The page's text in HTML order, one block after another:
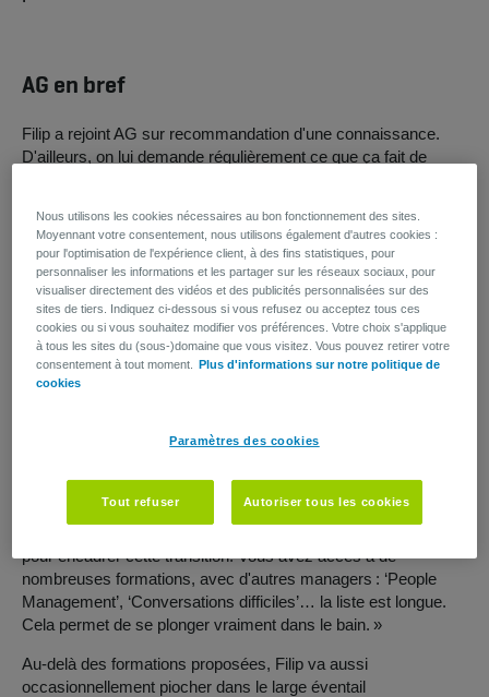
AG en bref
Filip a rejoint AG sur recommandation d'une connaissance.
D'ailleurs, on lui demande régulièrement ce que ça fait de
avantages extralégaux. Mais surtout : tant que vous faites ce
qui vous est demandé, vous pouvez être vous-même. C'est la
performance qui compte. Je suis convaincu que tout le monde
peut venir travailler chez AG. Une véritable Great Place to
Grow for All. »
Le pas vers le management
« J'aime parler aux gens et me faire de nouveaux contacts.
bien. » Aussitôt dit, aussitôt fait. Après avoir acquis de
l'expérience dans la gestion des dossiers et le contrôle des
pour encadrer cette transition. Vous avez accès à de
nombreuses formations, avec d'autres managers : ‘People
Management’, ‘Conversations difficiles’… la liste est longue.
Cela permet de se plonger vraiment dans le bain. »
Au-delà des formations proposées, Filip va aussi
occasionnellement piocher dans le large éventail
Nous utilisons les cookies nécessaires au bon fonctionnement des sites.
Moyennant votre consentement, nous utilisons également d'autres cookies :
pour l'optimisation de l'expérience client, à des fins statistiques, pour
personnaliser les informations et les partager sur les réseaux sociaux, pour
visualiser directement des vidéos et des publicités personnalisées sur des
sites de tiers. Indiquez ci-dessous si vous refusez ou acceptez tous ces
cookies ou si vous souhaitez modifier vos préférences. Votre choix s'applique
à tous les sites du (sous-)domaine que vous visitez. Vous pouvez retirer votre
consentement à tout moment.
Plus d'informations sur notre politique de
cookies
Paramètres des cookies
Tout refuser Autoriser tous les cookies